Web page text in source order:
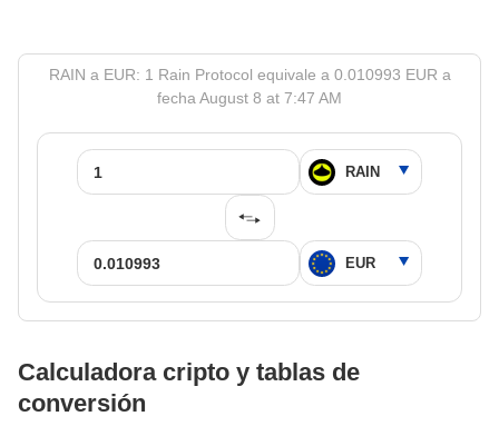
RAIN a EUR: 1 Rain Protocol equivale a 0.010993 EUR a
fecha August 8 at 7:47 AM
Calculadora cripto y tablas de
conversión